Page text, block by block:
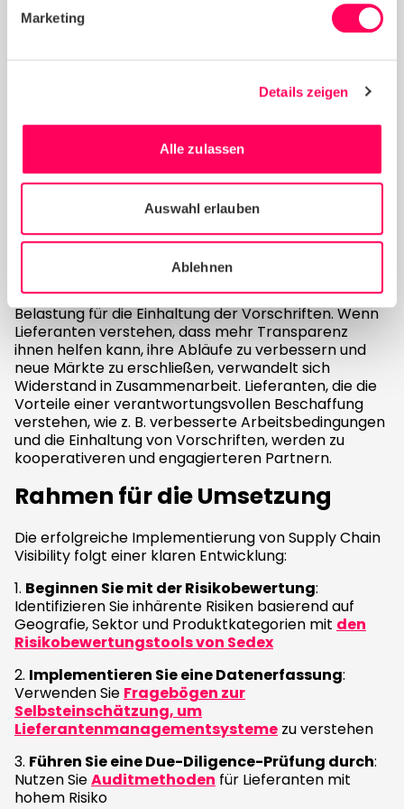
Marketing
Details zeigen
Alle zulassen
Auswahl erlauben
Ablehnen
Lieferantenbeziehungen: Von
kontradiktorisch bis
verstärkte Kontrolle, die den
Lieferantenbeziehungen schadet. Richtig umgesetzt,
stärkt es Partnerschaften. Best Practices der
Branche zeigen, dass ein kontinuierlicher Dialog mit
Lieferanten entscheidend für den Erfolg ist.
Die erfolgreichsten Unternehmen betrachten
Transparenzinitiativen als
Partnerschaftsmöglichkeiten und nicht als
Belastung für die Einhaltung der Vorschriften. Wenn
Lieferanten verstehen, dass mehr Transparenz
ihnen helfen kann, ihre Abläufe zu verbessern und
neue Märkte zu erschließen, verwandelt sich
Widerstand in Zusammenarbeit. Lieferanten, die die
Vorteile einer verantwortungsvollen Beschaffung
verstehen, wie z. B. verbesserte Arbeitsbedingungen
und die Einhaltung von Vorschriften, werden zu
kooperativeren und engagierteren Partnern.
Rahmen für die Umsetzung
Die erfolgreiche Implementierung von Supply Chain
Visibility folgt einer klaren Entwicklung:
1. Beginnen Sie mit der Risikobewertung:
Identifizieren Sie inhärente Risiken basierend auf
Geografie, Sektor und Produktkategorien mit den
Risikobewertungstools von Sedex
2. Implementieren Sie eine Datenerfassung:
Verwenden Sie Fragebögen zur
Selbsteinschätzung, um
Lieferantenmanagementsysteme zu verstehen
3. Führen Sie eine Due-Diligence-Prüfung durch:
Nutzen SieAuditmethoden für Lieferanten mit
hohem Risiko